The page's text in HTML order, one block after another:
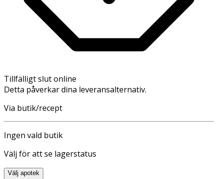
Tillfälligt slut online
Detta påverkar dina leveransalternativ.
Via butik/recept
Ingen vald butik
Välj för att se lagerstatus
Välj apotek